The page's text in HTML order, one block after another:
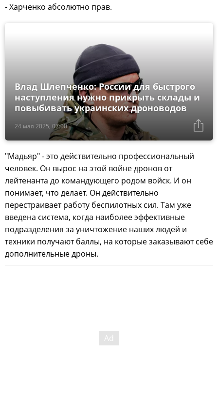
- Харченко абсолютно прав.
24 мая 2025, 07:00
Влад Шлепченко: России для быстрого
наступления нужно прикрыть склады и
повыбивать украинских дроноводов
"Мадьяр" - это действительно профессиональный
человек. Он вырос на этой войне дронов от
лейтенанта до командующего родом войск. И он
понимает, что делает. Он действительно
перестраивает работу беспилотных сил. Там уже
введена система, когда наиболее эффективные
подразделения за уничтожение наших людей и
техники получают баллы, на которые заказывают себе
дополнительные дроны.